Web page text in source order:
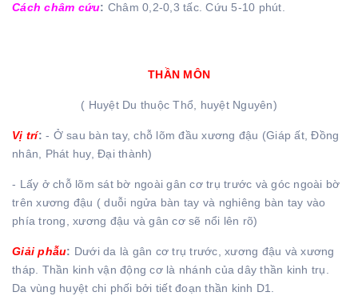
Cách châm cứu: Châm 0,2-0,3 tấc. Cứu 5-10 phút.
THẦN MÔN
( Huyệt Du thuộc Thổ, huyệt Nguyên)
Vị trí: - Ở sau bàn tay, chỗ lõm đầu xương đậu (Giáp ất, Đồng
nhân, Phát huy, Đại thành)
- Lấy ở chỗ lõm sát bờ ngoài gân cơ trụ trước và góc ngoài bờ
trên xương đậu ( duỗi ngửa bàn tay và nghiêng bàn tay vào
phía trong, xương đậu và gân cơ sẽ nổi lên rõ)
Giải phẫu: Dưới da là gân cơ trụ trước, xương đậu và xương
tháp. Thần kinh vận động cơ là nhánh của dây thần kinh trụ.
Da vùng huyệt chi phối bởi tiết đoạn thần kinh D1.